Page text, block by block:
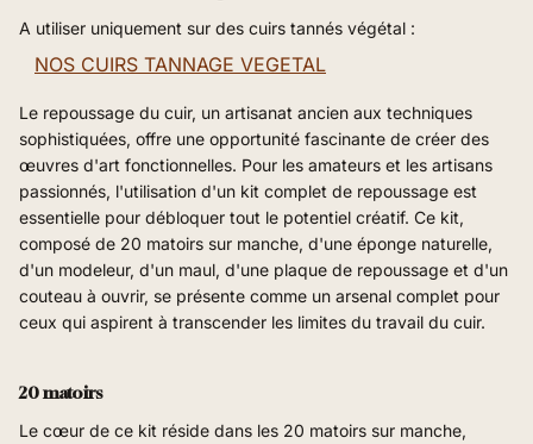
A utiliser uniquement sur des cuirs tannés végétal :
NOS CUIRS TANNAGE VEGETAL
Le repoussage du cuir, un artisanat ancien aux techniques
sophistiquées, offre une opportunité fascinante de créer des
œuvres d'art fonctionnelles. Pour les amateurs et les artisans
passionnés, l'utilisation d'un kit complet de repoussage est
essentielle pour débloquer tout le potentiel créatif. Ce kit,
composé de 20 matoirs sur manche, d'une éponge naturelle,
d'un modeleur, d'un maul, d'une plaque de repoussage et d'un
couteau à ouvrir, se présente comme un arsenal complet pour
ceux qui aspirent à transcender les limites du travail du cuir.
20 matoirs
Le cœur de ce kit réside dans les 20 matoirs sur manche,